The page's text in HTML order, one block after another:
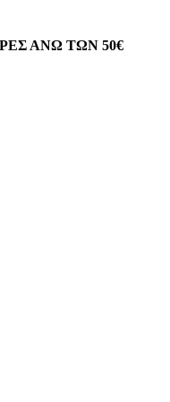
ΑΝΩ ΤΩΝ 50€